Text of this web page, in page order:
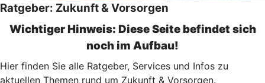
Ratgeber: Zukunft & Vorsorgen
Wichtiger Hinweis: Diese Seite befindet sich
noch im Aufbau!
Hier finden Sie alle Ratgeber, Services und Infos zu
aktuellen Themen rund um Zukunft & Vorsorgen.